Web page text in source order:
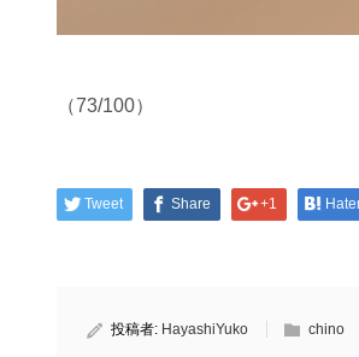
（73/100）
Tweet Share +1
投稿者: HayashiYuko chino